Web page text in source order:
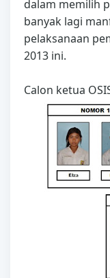
dalam memilih
banyak lagi
pelaksanaan
2013 ini.
Calon ketua